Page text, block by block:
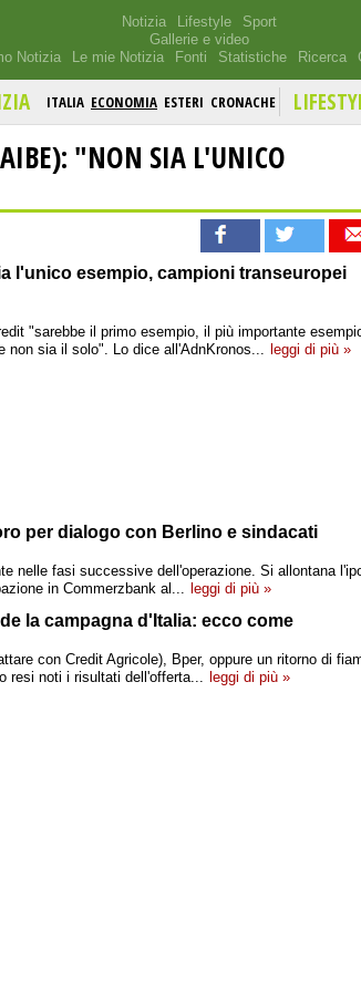
Notizia Lifestyle
Sport
Gallerie e video
Notizia
Le mie Notizia Fonti Statistiche Ricerca
ITALIA ECONOMIA ESTERI CRONACHE
"NON SIA L'UNICO
l'unico esempio, campioni transeuropei
"sarebbe il primo esempio, il più importante
non sia il solo". Lo dice all'AdnKronos... leggi di più »
per dialogo con Berlino e sindacati
nelle fasi successive dell'operazione. Si allontana
in Commerzbank al... leggi di più »
la campagna d'Italia: ecco come
con Credit Agricole), Bper, oppure un ritorno di
resi noti i risultati dell'offerta...
leggi di più »